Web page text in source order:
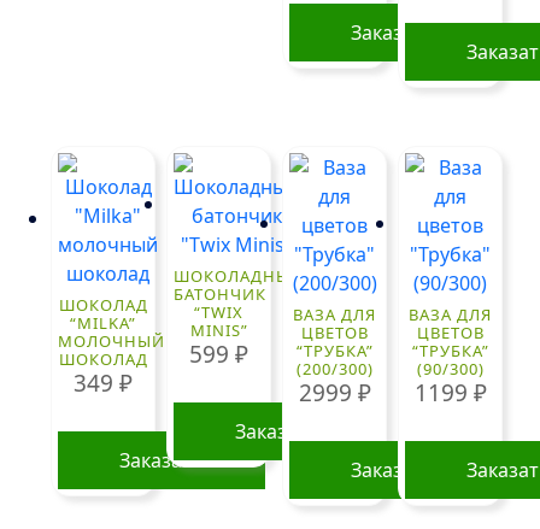
Заказать
ШОКОЛАД
“MILKA”
МОЛОЧНЫЙ
ШОКОЛАД
349₽
Заказать
ШОКОЛАДНЫЙ
БАТОНЧИК
“TWIX
MINIS”
599₽
Заказать
ВАЗА ДЛЯ
ЦВЕТОВ
“ТРУБКА”
(200/300)
2999 ₽
Заказать
ВАЗА ДЛЯ
ЦВЕТОВ
“ТРУБКА”
(90/300)
1199 ₽